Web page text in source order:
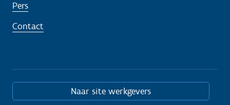
Pers
Contact
Naar site werkgevers